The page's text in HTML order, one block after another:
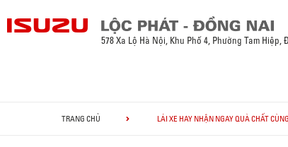
578 Xa Lộ Hà Nội, Khu Phố 4, Phường Tam Hiệp,
TRANG CHỦ LÁI XE HAY NHẬN NGAY QUÀ CHẤT